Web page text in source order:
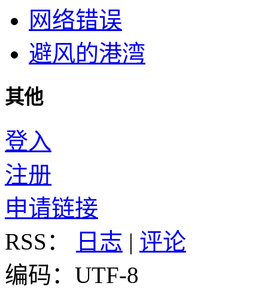
网络错误
避风的港湾
其他
登入
注册
申请链接
RSS：
日志 | 评论
编码：UTF-8